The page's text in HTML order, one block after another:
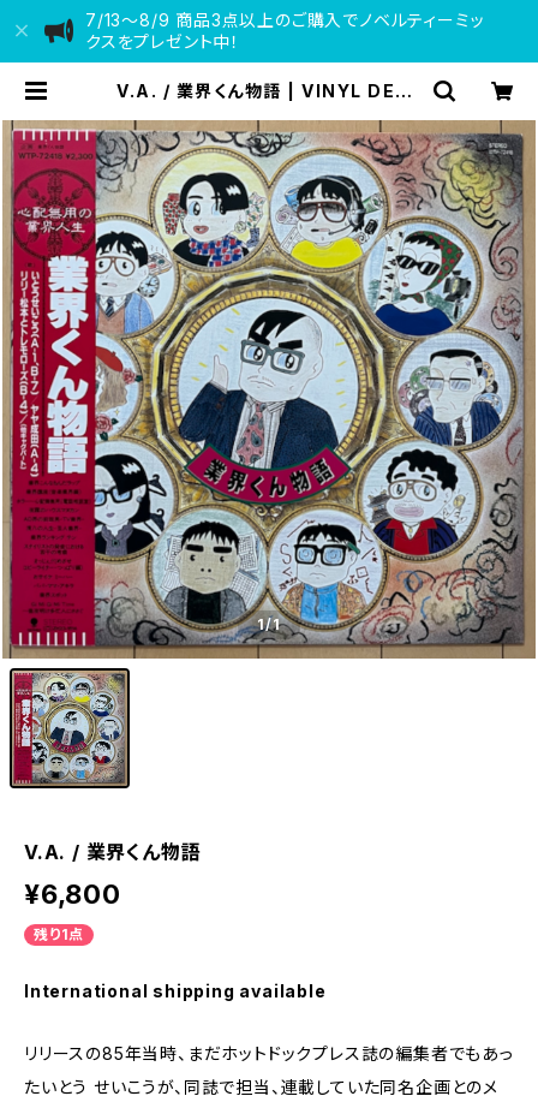
7/13〜8/9 商品3点以上のご購入でノベルティーミッ
クスをプレゼント中！
V.A. / 業界くん物語 | VINYL DEAL
1/1
V.A. / 業界くん物語
¥6,800
残り1点
International shipping available
リリースの85年当時、まだホットドックプレス誌の編集者でもあっ
たいとう せいこうが、同誌で担当、連載していた同名企画とのメ